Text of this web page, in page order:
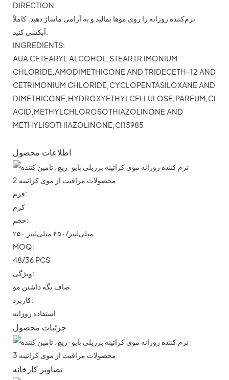
DIRECTION
نرم‌کننده روزانه را روی موها بمالید و به آرامی ماساژ دهید. کاملاً
آبکشی کنید.
INGREDIENTS:
AUA CETEARYL ALCOHOL,STEARTR IMONIUM
CHLORIDE,AMODIMETHICONE AND TRIDECETH-12 AND
CETRIMONIUM CHLORIDE,CYCLOPENTASILOXANE AND
ACID,METHYLCHLOROSOTHIAZOLINONE AND
METHYLISOTHIAZOLINONE,CI15985
اطلاعات محصول
فرم:
کرم
حجم:
۲۵۰ میلی‌لیتر/۴۵۰ میلی‌لیتر
MOQ:
48/36 PCS
ویژگی:
صاف نگه داشتن مو
کاربرد:
استفاده روزانه
جزئیات محصول
تصاویر کارخانه